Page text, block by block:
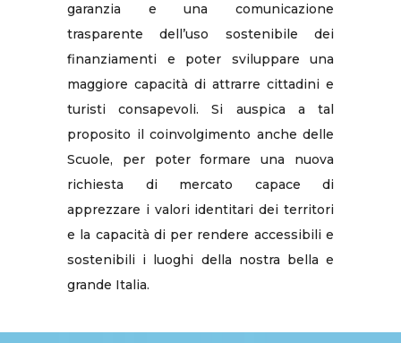
garanzia e una comunicazione
trasparente dell’uso sostenibile dei
finanziamenti e poter sviluppare una
maggiore capacità di attrarre cittadini e
turisti consapevoli. Si auspica a tal
proposito il coinvolgimento anche delle
Scuole, per poter formare una nuova
richiesta di mercato capace di
apprezzare i valori identitari dei territori
e la capacità di per rendere accessibili e
sostenibili i luoghi della nostra bella e
grande Italia.